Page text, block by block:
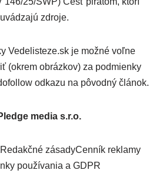
uvádzajú zdroje.
Vedelisteze.sk je možné voľne
(okrem obrázkov) za podmienky
odkazu na pôvodný článok.
media s.r.o.
Redakčné zásadyCenník reklamy
používania a GDPR